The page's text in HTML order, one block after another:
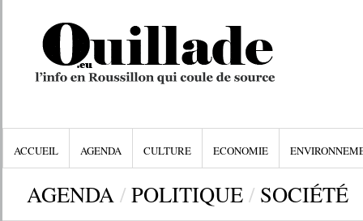
ACCUEIL AGENDA CULTURE ECONOMIE
AGENDA / POLITIQUE / SOCIÉTÉ